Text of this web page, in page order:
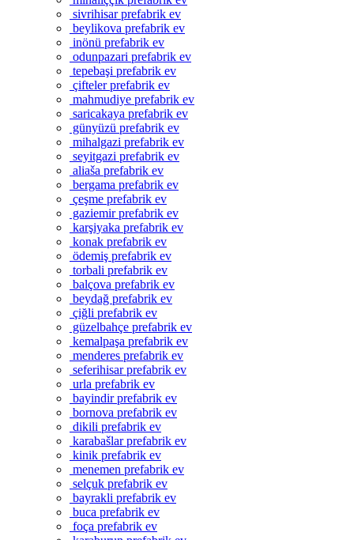
sivrihisar prefabrik ev
beylikova prefabrik ev
inönü prefabrik ev
odunpazari prefabrik ev
tepebaşi prefabrik ev
çifteler prefabrik ev
mahmudiye prefabrik ev
saricakaya prefabrik ev
günyüzü prefabrik ev
mihalgazi prefabrik ev
seyitgazi prefabrik ev
aliaša prefabrik ev
bergama prefabrik ev
çeşme prefabrik ev
gaziemir prefabrik ev
karşiyaka prefabrik ev
konak prefabrik ev
ödemiş prefabrik ev
torbali prefabrik ev
balçova prefabrik ev
beydağ prefabrik ev
çiğli prefabrik ev
güzelbahçe prefabrik ev
kemalpaşa prefabrik ev
menderes prefabrik ev
seferihisar prefabrik ev
urla prefabrik ev
bayindir prefabrik ev
bornova prefabrik ev
dikili prefabrik ev
karabašlar prefabrik ev
kinik prefabrik ev
menemen prefabrik ev
selçuk prefabrik ev
bayrakli prefabrik ev
buca prefabrik ev
foça prefabrik ev